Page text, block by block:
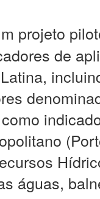
projeto
de
águas,